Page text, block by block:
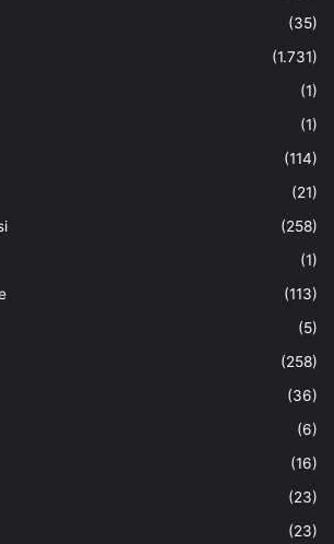
(35)
(1.731)
(1)
(1)
(114)
(21)
(258)
(1)
(113)
(5)
(258)
(36)
(6)
(16)
(23)
(23)